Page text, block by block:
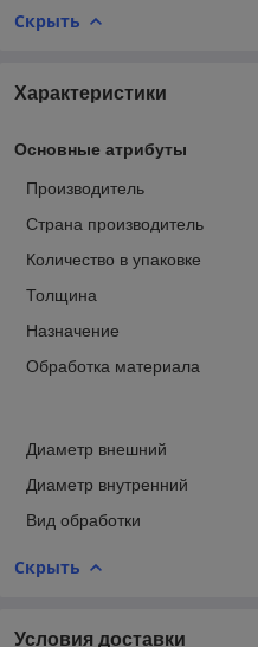
Скрыть
Характеристики
Основные атрибуты
Производитель
Страна производитель
Количество в упаковке
Толщина
Назначение
Обработка материала
Диаметр внешний
Диаметр внутренний
Вид обработки
Скрыть
Условия доставки